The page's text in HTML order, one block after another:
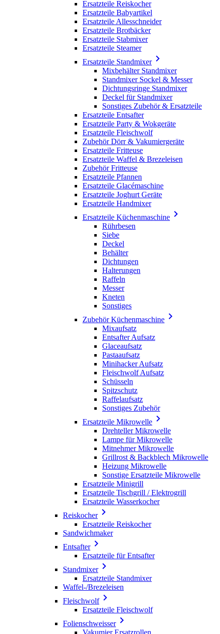
Ersatzteile Reiskocher
Ersatzteile Babyartikel
Ersatzteile Allesschneider
Ersatzteile Brotbäcker
Ersatzteile Stabmixer
Ersatzteile Steamer
Ersatzteile Standmixer
Mixbehälter Standmixer
Standmixer Sockel & Messer
Dichtungsringe Standmixer
Deckel für Standmixer
Sonstiges Zubehör & Ersatzteile
Ersatzteile Entsafter
Ersatzteile Party & Wokgeräte
Ersatzteile Fleischwolf
Zubehör Dörr & Vakumiergeräte
Ersatzteile Fritteuse
Ersatzteile Waffel & Brezeleisen
Zubehör Fritteuse
Ersatzteile Pfannen
Ersatzteile Glacémaschine
Ersatzteile Joghurt Geräte
Ersatzteile Handmixer
Ersatzteile Küchenmaschine 
Rührbesen
Siebe
Deckel
Behälter
Dichtungen
Halterungen
Raffeln
Messer
Kneten
Sonstiges
Zubehör Küchenmaschine 
Mixaufsatz
Entsafter Aufsatz
Glaceaufsatz
Pastaaufsatz
Minihacker Aufsatz
Fleischwolf Aufsatz
Schüsseln
Spitzschutz
Raffelaufsatz
Sonstiges Zubehör
Ersatzteile Mikrowelle 
Drehteller Mikrowelle
Lampe für Mikrowelle
Mitnehmer Mikrowelle
Grillrost & Backblech Mikrowelle
Heizung Mikrowelle
Sonstige Ersatzteile Mikrowelle
Ersatzteile Minigrill
Ersatzteile Tischgrill / Elektrogrill
Ersatzteile Wasserkocher
Reiskocher
Ersatzteile Reiskocher
Sandwichmaker
Entsafter
Ersatzteile für Entsafter
Standmixer
Ersatzteile Standmixer
Waffel-/Brezeleisen
Fleischwolf
Ersatzteile Fleischwolf
Folienschweisser
Vakumier Ersatzrollen